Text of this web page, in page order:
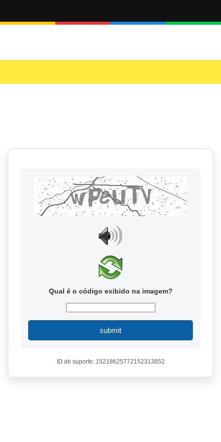
Qual é o código exibido na imagem?
submit
ID de suporte: 15218625772152313852